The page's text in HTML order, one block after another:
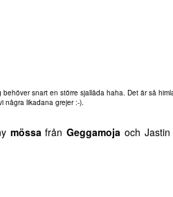
snart en större sjallåda haha. Det är så
några likadana grejer :-).
mössafrånGeggamoja och